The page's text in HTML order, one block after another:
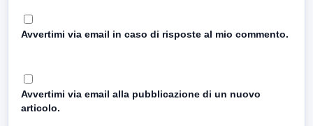
Avvertimi via email in caso di risposte al mio commento.
Avvertimi via email alla pubblicazione di un nuovo
articolo.